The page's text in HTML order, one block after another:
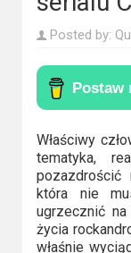
Korea
Filmy
oparte
na
faktach
Thrillery
Posted by:
Właściwy
tematyka,
pozazdrościć
która nie
ugrzecznić
życia
właśnie